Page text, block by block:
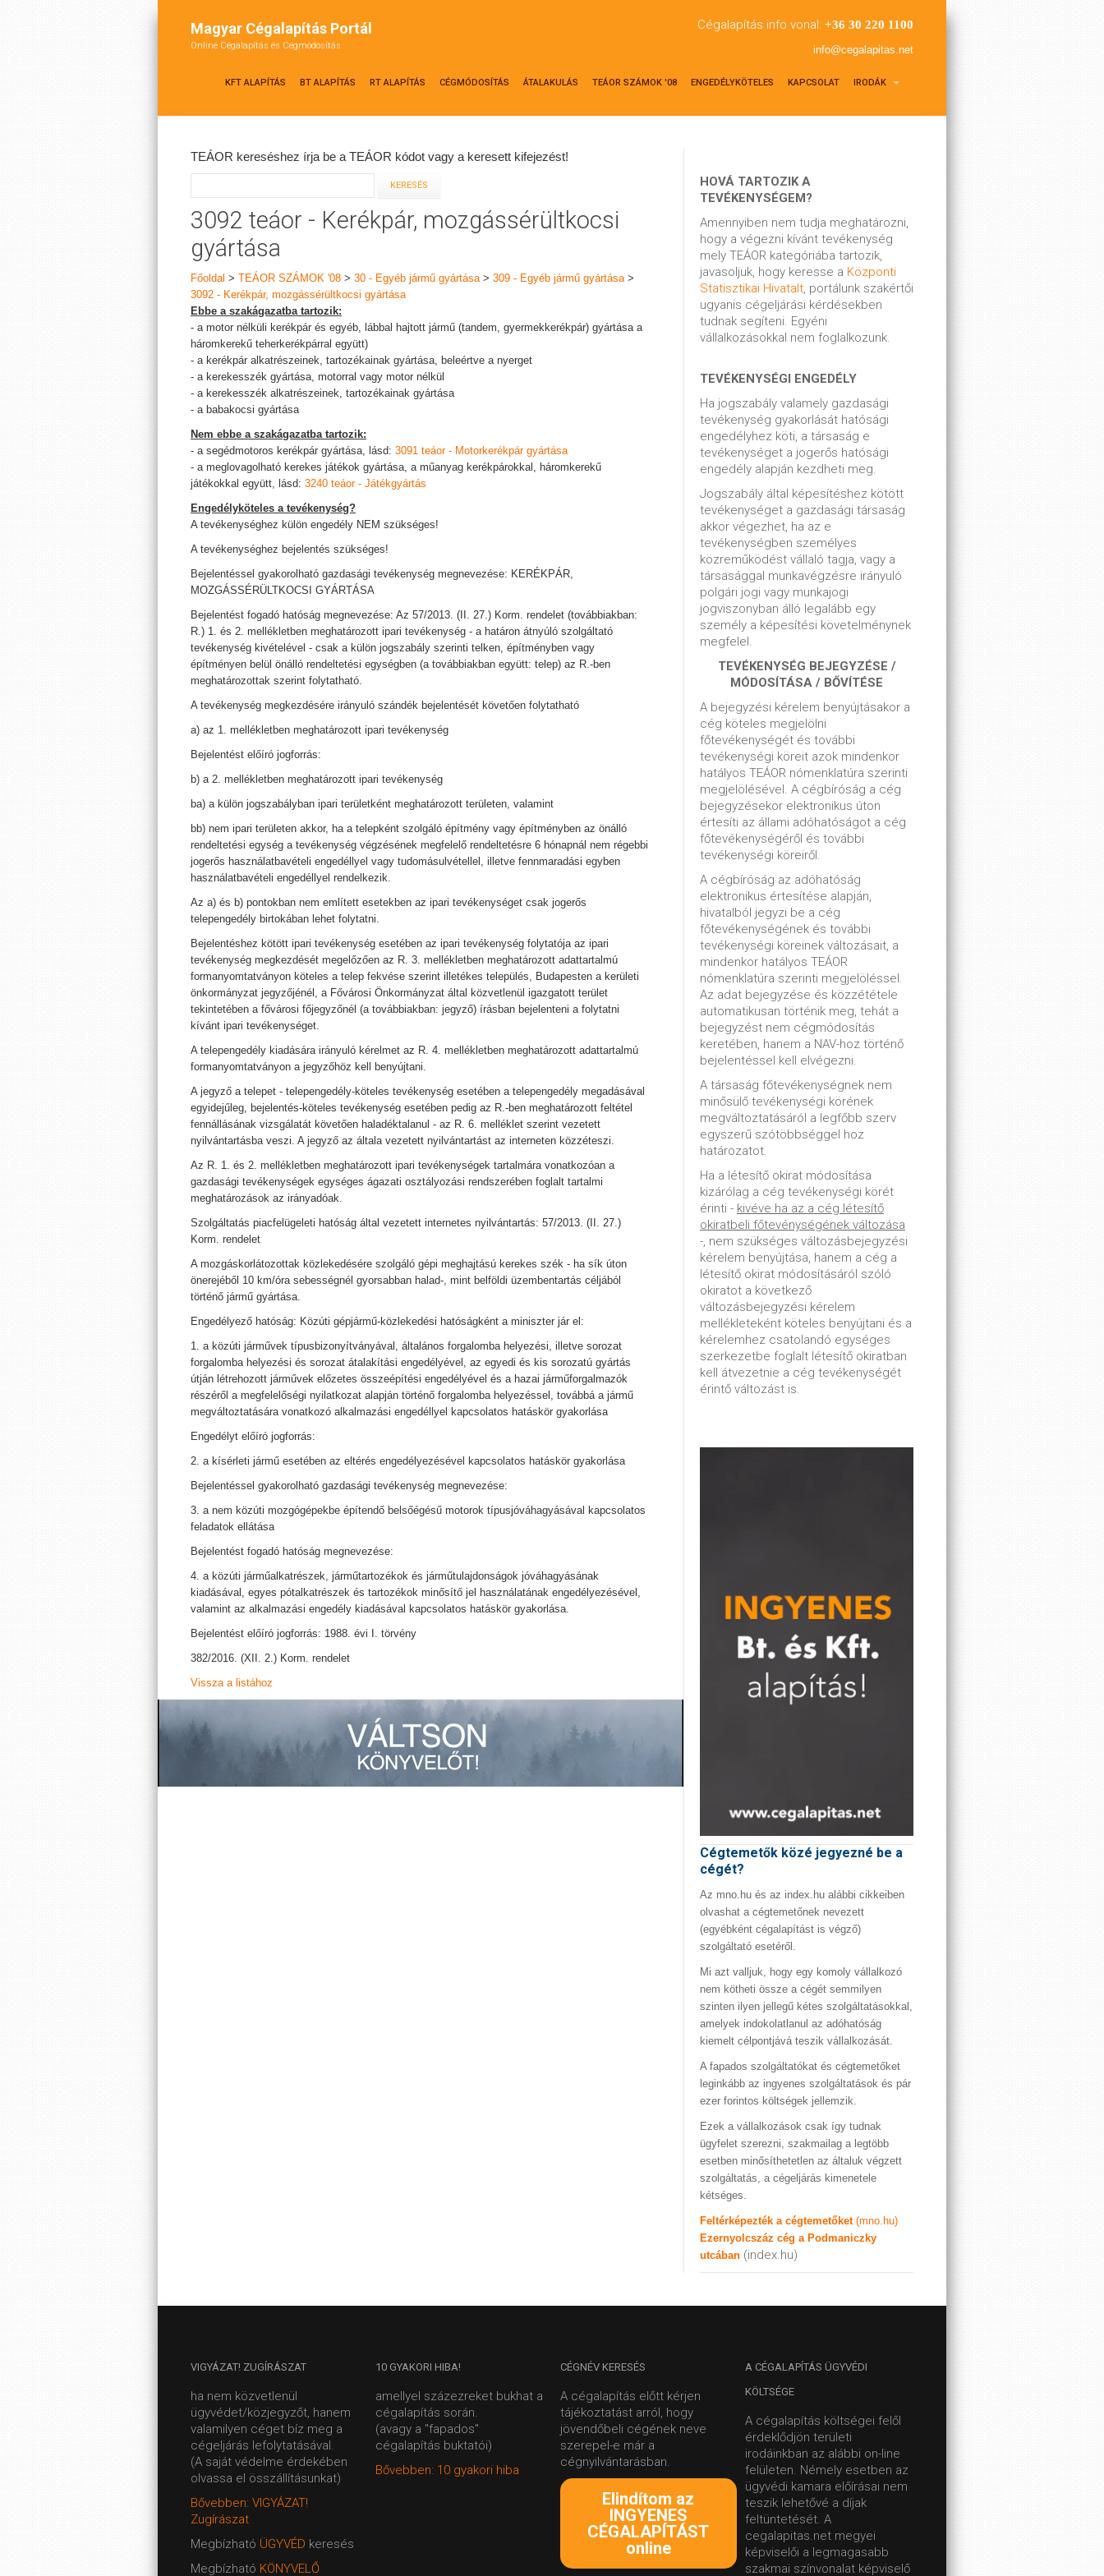
Magyar Cégalapítás Portál
Online Cégalapítás és Cégmódosítás
Cégalapítás info vonal: +36 30 220 1100
info@cegalapitas.net
KFT ALAPÍTÁS BT ALAPÍTÁS RT ALAPÍTÁS CÉGMÓDOSÍTÁS ÁTALAKULÁS TEÁOR SZÁMOK '08 ENGEDÉLYKÖTELES KAPCSOLAT IRODÁK
TEÁOR kereséshez írja be a TEÁOR kódot vagy a keresett kifejezést!
3092 teáor - Kerékpár, mozgássérültkocsi
gyártása
Főoldal > TEÁOR SZÁMOK '08 > 30 - Egyéb jármű gyártása> 309 - Egyéb jármű gyártása>
3092 - Kerékpár, mozgássérültkocsi gyártása
Ebbe a szakágazatba tartozik:
- a motor nélküli kerékpár és egyéb, lábbal hajtott jármű (tandem, gyermekkerékpár) gyártása a
háromkerekű teherkerékpárral együtt)
- a kerékpár alkatrészeinek, tartozékainak gyártása, beleértve a nyerget
- a kerekesszék gyártása, motorral vagy motor nélkül
- a kerekesszék alkatrészeinek, tartozékainak gyártása
- a babakocsi gyártása
Nem ebbe a szakágazatba tartozik:
- a segédmotoros kerékpár gyártása, lásd: 3091 teáor - Motorkerékpár gyártása
- a meglovagolható kerekes játékok gyártása, a műanyag kerékpárokkal, háromkerekű
játékokkal együtt, lásd: 3240 teáor - Játékgyártás
Engedélyköteles a tevékenység?
A tevékenységhez külön engedély NEM szükséges!
A tevékenységhez bejelentés szükséges!
Bejelentéssel gyakorolható gazdasági tevékenység megnevezése: KERÉKPÁR,
MOZGÁSSÉRÜLTKOCSI GYÁRTÁSA
Bejelentést fogadó hatóság megnevezése: Az 57/2013. (II. 27.) Korm. rendelet (továbbiakban:
R.) 1. és 2. mellékletben meghatározott ipari tevékenység - a határon átnyúló szolgáltató
tevékenység kivételével - csak a külön jogszabály szerinti telken, építményben vagy
építményen belül önálló rendeltetési egységben (a továbbiakban együtt: telep) az R.-ben
meghatározottak szerint folytatható.
A tevékenység megkezdésére irányuló szándék bejelentését követően folytatható
a) az 1. mellékletben meghatározott ipari tevékenység
Bejelentést előíró jogforrás:
b) a 2. mellékletben meghatározott ipari tevékenység
ba) a külön jogszabályban ipari területként meghatározott területen, valamint
bb) nem ipari területen akkor, ha a telepként szolgáló építmény vagy építményben az önálló
rendeltetési egység a tevékenység végzésének megfelelő rendeltetésre 6 hónapnál nem régebbi
jogerős használatbavételi engedéllyel vagy tudomásulvétellel, illetve fennmaradási egyben
használatbavételi engedéllyel rendelkezik.
Az a) és b) pontokban nem említett esetekben az ipari tevékenységet csak jogerős
telepengedély birtokában lehet folytatni.
Bejelentéshez kötött ipari tevékenység esetében az ipari tevékenység folytatója az ipari
tevékenység megkezdését megelőzően az R. 3. mellékletben meghatározott adattartalmú
formanyomtatványon köteles a telep fekvése szerint illetékes település, Budapesten a kerületi
önkormányzat jegyzőjénél, a Fővárosi Önkormányzat által közvetlenül igazgatott terület
tekintetében a fővárosi főjegyzőnél (a továbbiakban: jegyző) írásban bejelenteni a folytatni
kívánt ipari tevékenységet.
A telepengedély kiadására irányuló kérelmet az R. 4. mellékletben meghatározott adattartalmú
formanyomtatványon a jegyzőhöz kell benyújtani.
A jegyző a telepet - telepengedély-köteles tevékenység esetében a telepengedély megadásával
egyidejűleg, bejelentés-köteles tevékenység esetében pedig az R.-ben meghatározott feltétel
fennállásának vizsgálatát követően haladéktalanul - az R. 6. melléklet szerint vezetett
nyilvántartásba veszi. A jegyző az általa vezetett nyilvántartást az interneten közzéteszi.
Az R. 1. és 2. mellékletben meghatározott ipari tevékenységek tartalmára vonatkozóan a
gazdasági tevékenységek egységes ágazati osztályozási rendszerében foglalt tartalmi
meghatározások az irányadóak.
Szolgáltatás piacfelügeleti hatóság által vezetett internetes nyilvántartás: 57/2013. (II. 27.)
Korm. rendelet
A mozgáskorlátozottak közlekedésére szolgáló gépi meghajtású kerekes szék - ha sík úton
önerejéből 10 km/óra sebességnél gyorsabban halad-, mint belföldi üzembentartás céljából
történő jármű gyártása.
Engedélyező hatóság: Közúti gépjármű-közlekedési hatóságként a miniszter jár el:
1. a közúti járművek típusbizonyítványával, általános forgalomba helyezési, illetve sorozat
forgalomba helyezési és sorozat átalakítási engedélyével, az egyedi és kis sorozatú gyártás
útján létrehozott járművek előzetes összeépítési engedélyével és a hazai járműforgalmazók
részéről a megfelelőségi nyilatkozat alapján történő forgalomba helyezéssel, továbbá a jármű
megváltoztatására vonatkozó alkalmazási engedéllyel kapcsolatos hatáskör gyakorlása
Engedélyt előíró jogforrás:
2. a kísérleti jármű esetében az eltérés engedélyezésével kapcsolatos hatáskör gyakorlása
Bejelentéssel gyakorolható gazdasági tevékenység megnevezése:
3. a nem közúti mozgógépekbe építendő belsőégésű motorok típusjóváhagyásával kapcsolatos
feladatok ellátása
Bejelentést fogadó hatóság megnevezése:
4. a közúti járműalkatrészek, járműtartozékok és járműtulajdonságok jóváhagyásának
kiadásával, egyes pótalkatrészek és tartozékok minősítő jel használatának engedélyezésével,
valamint az alkalmazási engedély kiadásával kapcsolatos hatáskör gyakorlása.
Bejelentést előíró jogforrás: 1988. évi I. törvény
382/2016. (XII. 2.) Korm. rendelet
Vissza a listához
HOVÁ TARTOZIK A
TEVÉKENYSÉGEM?
Amennyiben nem tudja meghatározni,
hogy a végezni kívánt tevékenység
mely TEÁOR kategóriába tartozik,
javasoljuk, hogy keresse a Központi
Statisztikai Hivatalt, portálunk szakértői
ugyanis cégeljárási kérdésekben
tudnak segíteni. Egyéni
vállalkozásokkal nem foglalkozunk.
TEVÉKENYSÉGI ENGEDÉLY
Ha jogszabály valamely gazdasági
tevékenység gyakorlását hatósági
engedélyhez köti, a társaság e
tevékenységet a jogerős hatósági
engedély alapján kezdheti meg.
Jogszabály által képesítéshez kötött
tevékenységet a gazdasági társaság
akkor végezhet, ha az e
tevékenységben személyes
közreműködést vállaló tagja, vagy a
társasággal munkavégzésre irányuló
polgári jogi vagy munkajogi
jogviszonyban álló legalább egy
személy a képesítési követelménynek
megfelel.
TEVÉKENYSÉG BEJEGYZÉSE /
MÓDOSÍTÁSA / BŐVÍTÉSE
A bejegyzési kérelem benyújtásakor a
cég köteles megjelölni
főtevékenységét és további
tevékenységi köreit azok mindenkor
hatályos TEÁOR nómenklatúra szerinti
megjelölésével. A cégbíróság a cég
bejegyzésekor elektronikus úton
értesíti az állami adóhatóságot a cég
főtevékenységéről és további
tevékenységi köreiről.
A cégbíróság az adóhatóság
elektronikus értesítése alapján,
hivatalból jegyzi be a cég
főtevékenységének és további
tevékenységi köreinek változásait, a
mindenkor hatályos TEÁOR
nómenklatúra szerinti megjelöléssel.
Az adat bejegyzése és közzététele
automatikusan történik meg, tehát a
bejegyzést nem cégmódosítás
keretében, hanem a NAV-hoz történő
bejelentéssel kell elvégezni.
A társaság főtevékenységnek nem
minősülő tevékenységi körének
megváltoztatásáról a legfőbb szerv
egyszerű szótöbbséggel hoz
határozatot.
Ha a létesítő okirat módosítása
kizárólag a cég tevékenységi körét
érinti - kivéve ha az a cég létesítő
okiratbeli főtevénységének változása
-, nem szükséges változásbejegyzési
kérelem benyújtása, hanem a cég a
létesítő okirat módosításáról szóló
okiratot a következő
változásbejegyzési kérelem
mellékleteként köteles benyújtani és a
kérelemhez csatolandó egységes
szerkezetbe foglalt létesítő okiratban
kell átvezetnie a cég tevékenységét
érintő változást is.
Cégtemetők közé jegyezné be a
cégét?
Az mno.hu és az index.hu alábbi cikkeiben
olvashat a cégtemetőnek nevezett
(egyébként cégalapítást is végző)
szolgáltató esetéről.
Mi azt valljuk, hogy egy komoly vállalkozó
nem kötheti össze a cégét semmilyen
szinten ilyen jellegű kétes szolgáltatásokkal,
amelyek indokolatlanul az adóhatóság
kiemelt célpontjává teszik vállalkozását.
A fapados szolgáltatókat és cégtemetőket
leginkább az ingyenes szolgáltatások és pár
ezer forintos költségek jellemzik.
Ezek a vállalkozások csak így tudnak
ügyfelet szerezni, szakmailag a legtöbb
esetben minősíthetetlen az általuk végzett
szolgáltatás, a cégeljárás kimenetele
kétséges.
Feltérképezték a cégtemetőket (mno.hu)
Ezernyolcszáz cég a Podmaniczky
utcában (index.hu)
VIGYÁZAT! ZUGÍRÁSZAT
ha nem közvetlenül
ügyvédet/közjegyzőt, hanem
valamilyen céget bíz meg a
cégeljárás lefolytatásával.
(A saját védelme érdekében
olvassa el összállításunkat)
Bővebben: VIGYÁZAT!
Zugírászat
Megbízható ÜGYVÉD keresés
Megbízható KÖNYVELŐ
10 GYAKORI HIBA!
amellyel százezreket bukhat a
cégalapítás során.
(avagy a "fapados"
cégalapítás buktatói)
Bővebben: 10 gyakori hiba
CÉGNÉV KERESÉS
A cégalapítás előtt kérjen
tájékoztatást arról, hogy
jövendőbeli cégének neve
szerepel-e már a
cégnyilvántarásban.
Elindítom az
INGYENES
CÉGALAPÍTÁST
online
A CÉGALAPÍTÁS ÜGYVÉDI
KÖLTSÉGE
A cégalapítás költségei felől
érdeklődjön területi
irodáinkban az alábbi on-line
felületen. Némely esetben az
ügyvédi kamara előírásai nem
teszik lehetővé a díjak
feltüntetését. A
cegalapitas.net megyei
képviselői a legmagasabb
szakmai színvonalat képviselő